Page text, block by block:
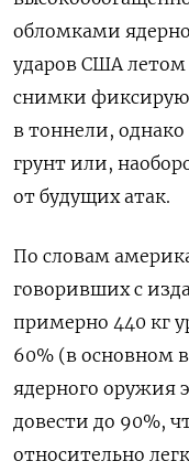
обломками
ударов США летом
снимки
в тоннели,
грунт или,
от будущих атак.
По словам
говоривших с
примерно 440 кг
60% (в основном
ядерного оружия
довести до 90%,
относительно